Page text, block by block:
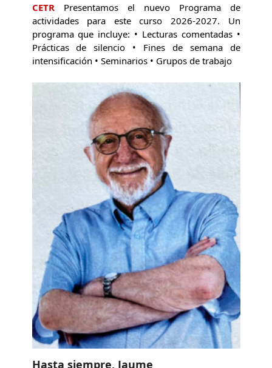
CETR Presentamos el nuevo Programa de
actividades para este curso 2026-2027. Un
programa que incluye: • Lecturas comentadas •
Prácticas de silencio • Fines de semana de
intensificación • Seminarios • Grupos de trabajo
Hasta siempre, Jaume